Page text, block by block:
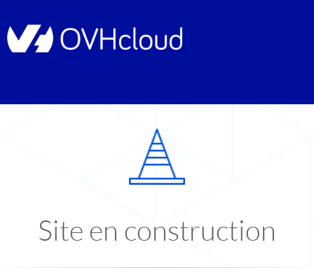
Site en construction